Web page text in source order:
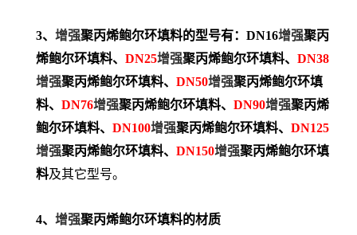
3、 增强聚丙烯鲍尔环填料的型号有： DN16增强聚丙
烯鲍尔环填料、 DN25增强聚丙烯鲍尔环填料、 DN38
增强聚丙烯鲍尔环填料、 DN50增强聚丙烯鲍尔环填
料、 DN76增强聚丙烯鲍尔环填料、 DN90增强聚丙烯
鲍尔环填料、 DN100增强聚丙烯鲍尔环填料、 DN125
增强聚丙烯鲍尔环填料、 DN150增强聚丙烯鲍尔环填
料及其它型号。
4、 增强聚丙烯鲍尔环填料的材质